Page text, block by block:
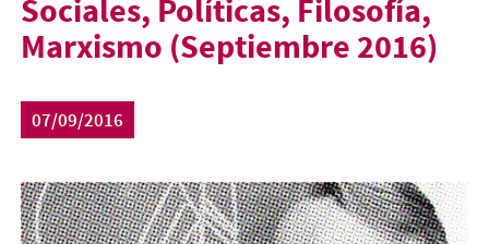
Sociales, Políticas, Filosofía,
Marxismo (Septiembre 2016)
07/09/2016
althusser.jpg